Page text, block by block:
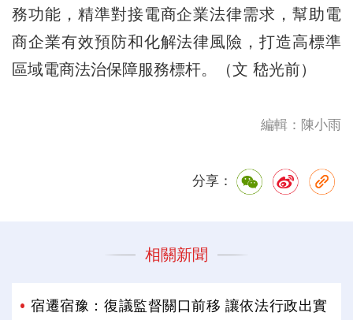
務功能，精準對接電商企業法律需求，幫助電
商企業有效預防和化解法律風險，打造高標準
區域電商法治保障服務標杆。（文 嵇光前）
編輯：陳小雨
分享：
相關新聞
宿遷宿豫：復議監督關口前移 讓依法行政出實